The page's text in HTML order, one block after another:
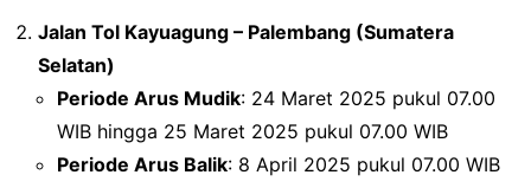
Jalan Tol Kayuagung – Palembang (Sumatera
Selatan)
Periode Arus Mudik: 24 Maret 2025 pukul 07.00
WIB hingga 25 Maret 2025 pukul 07.00 WIB
Periode Arus Balik: 8 April 2025 pukul 07.00 WIB